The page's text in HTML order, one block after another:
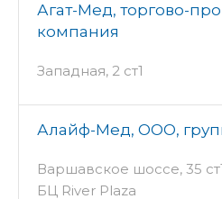
Агат-Мед, торгово-
компания
Западная, 2 ст1
Алайф-Мед, ООО,
Варшавское шоссе, 35
БЦ River Plaza